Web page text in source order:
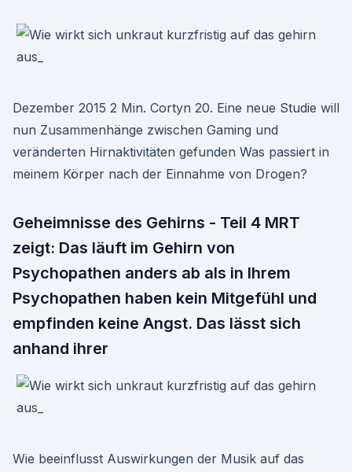
Dezember 2015 2 Min. Cortyn 20. Eine neue Studie will
nun Zusammenhänge zwischen Gaming und
veränderten Hirnaktivitäten gefunden Was passiert in
meinem Körper nach der Einnahme von Drogen?
Geheimnisse des Gehirns - Teil 4 MRT
zeigt: Das läuft im Gehirn von
Psychopathen anders ab als in Ihrem
Psychopathen haben kein Mitgefühl und
empfinden keine Angst. Das lässt sich
anhand ihrer
Wie beeinflusst Auswirkungen der Musik auf das